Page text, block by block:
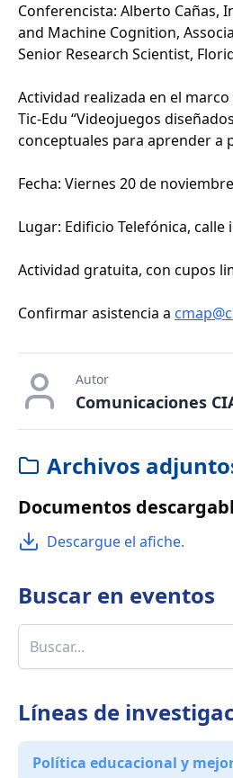
Conferencista: Alberto Cañas,
and Machine Cognition,
Senior Research Scientist,
Actividad realizada en el
Tic-Edu “Videojuegos
conceptuales para aprender a
Fecha: Viernes 20 de
Lugar: Edificio Telefónica, calle
Actividad gratuita, con cupos
Confirmar asistencia a
Autor
Comunicaciones
Archivos
Documentos
Descargue el afiche.
Buscar en eventos
Líneas de
Política educacional y